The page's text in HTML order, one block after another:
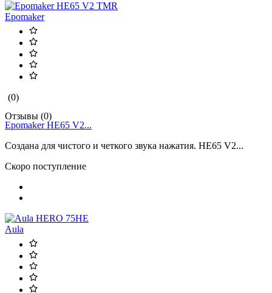
Epomaker
(0)
Отзывы (0)
Epomaker HE65 V2...
Создана для чистого и четкого звука нажатия. HE65 V2...
Скоро поступление
Aula